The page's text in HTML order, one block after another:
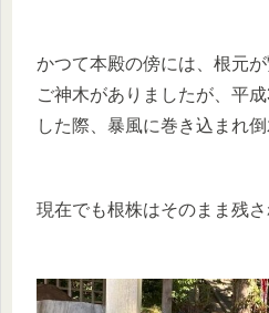
かつて本殿の傍には、根元
ご神木がありましたが、平
した際、暴風に巻き込まれ倒
現在でも根株はそのまま残さ